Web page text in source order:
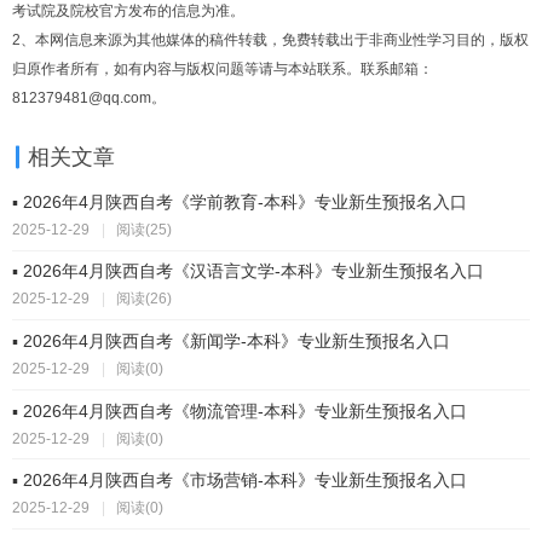
考试院及院校官方发布的信息为准。
2、本网信息来源为其他媒体的稿件转载，免费转载出于非商业性学习目的，版权
归原作者所有，如有内容与版权问题等请与本站联系。联系邮箱：
812379481@qq.com。
相关文章
▪ 2026年4月陕西自考《学前教育-本科》专业新生预报名入口
2025-12-29 | 阅读(25)
▪ 2026年4月陕西自考《汉语言文学-本科》专业新生预报名入口
2025-12-29 阅读(26)
▪ 2026年4月陕西自考《新闻学-本科》专业新生预报名入口
2025-12-29 阅读(0)
▪ 2026年4月陕西自考《物流管理-本科》专业新生预报名入口
2025-12-29 | 阅读(0)
▪ 2026年4月陕西自考《市场营销-本科》专业新生预报名入口
2025-12-29 阅读(0)